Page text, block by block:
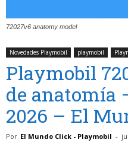
72027v6 anatomy model
Novedades Playmobil playmobil
Playmobil
de anatomía
2026 – El
Por El Mundo Click - Playmobil -